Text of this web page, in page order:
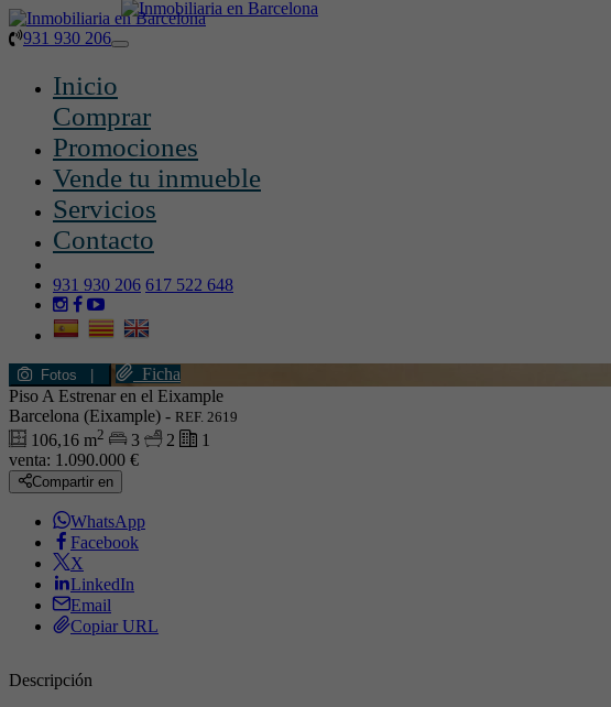
931 930 206
Toggle
Inicio
Comprar
Promociones
Vende tu inmueble
Servicios
Contacto
931 930 206 617 522 648
Fotos
Ficha
Piso A Estrenar en el Eixample
Barcelona (Eixample) - REF. 2619
106,16 m2 3 2
1
venta: 1.090.000 €
Compartir en
WhatsApp
Facebook
X
LinkedIn
Email
Copiar URL
Descripción